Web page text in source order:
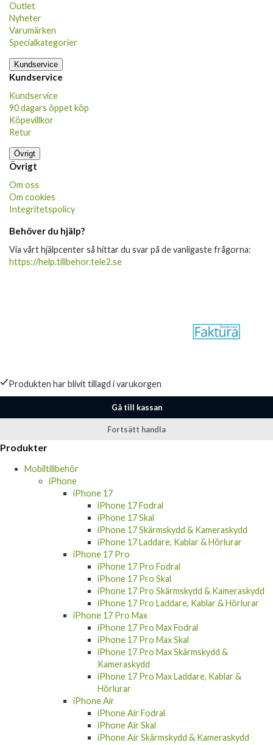
Outlet
Nyheter
Varumärken
Specialkategorier
Kundservice
Kundservice
Kundservice
90 dagars öppet köp
Köpevillkor
Retur
Övrigt
Övrigt
Om oss
Om cookies
Integritetspolicy
Behöver du hjälp?
Via vårt hjälpcenter så hittar du svar på de vanligaste frågorna:
https://help.tillbehor.tele2.se
Produkten har blivit tillagd i varukorgen
Gå till kassan
Fortsätt handla
Produkter
Mobiltillbehör
iPhone
iPhone 17
iPhone 17 Fodral
iPhone 17 Skal
iPhone 17 Skärmskydd & Kameraskydd
iPhone 17 Laddare, Kablar & Hörlurar
iPhone 17 Pro
iPhone 17 Pro Fodral
iPhone 17 Pro Skal
iPhone 17 Pro Skärmskydd & Kameraskydd
iPhone 17 Pro Laddare, Kablar & Hörlurar
iPhone 17 Pro Max
iPhone 17 Pro Max Fodral
iPhone 17 Pro Max Skal
iPhone 17 Pro Max Skärmskydd &
Kameraskydd
iPhone 17 Pro Max Laddare, Kablar &
Hörlurar
iPhone Air
iPhone Air Fodral
iPhone Air Skal
iPhone Air Skärmskydd & Kameraskydd